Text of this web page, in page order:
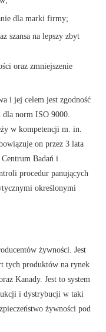
dla marki firmy;
szansa na lepszy zbyt
oraz zmniejszenie
i jej celem jest zgodność
norm ISO 9000.
w kompetencji m. in.
on przez 3 lata
Badań i
procedur panujących
określonymi
żywności. Jest
tych produktów na rynek
Kanady. Jest to system
i dystrybucji w taki
żywności pod